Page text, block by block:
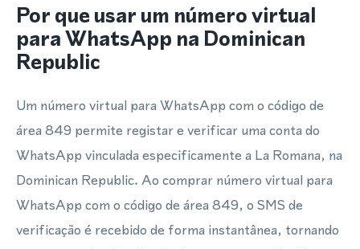
Por que usar um número virtual
para WhatsApp na Dominican
Republic
Um número virtual para WhatsApp com o código de
área 849 permite registar e verificar uma conta do
WhatsApp vinculada especificamente a La Romana, na
Dominican Republic. Ao comprar número virtual para
WhatsApp com o código de área 849, o SMS de
verificação é recebido de forma instantânea, tornando